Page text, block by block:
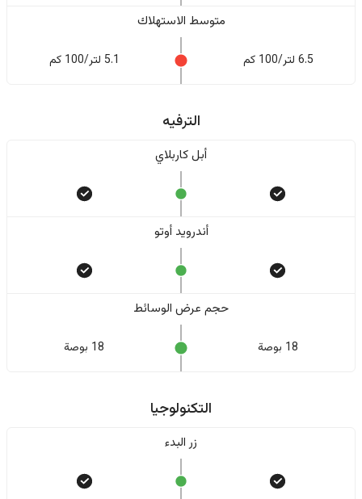
متوسط الاستهلاك
6.5 لتر/100 كم 5.1 لتر/100 كم
الترفيه
أبل كاربلاي
أندرويد أوتو
حجم عرض الوسائط
18 بوصة 18 بوصة
التكنولوجيا
زر البدء